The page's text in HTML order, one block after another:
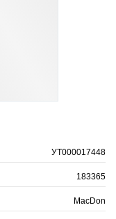
УТ000017448
183365
MacDon